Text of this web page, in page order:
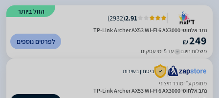
הזול ביותר
2.91
(
2932
)
נתב אלחוטי TP-Link Archer AX53 WI-FI 6 AX3000
₪249
משלוח חינם עד 5 ימי עסקים
לפרטים נוספים
ביטחון בשירות
מסופק ע״י מוכר חיצוני
נתב אלחוטי TP-Link Archer AX53 WI-FI 6 AX3000